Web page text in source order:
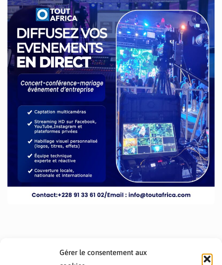
Gérer le consentement aux